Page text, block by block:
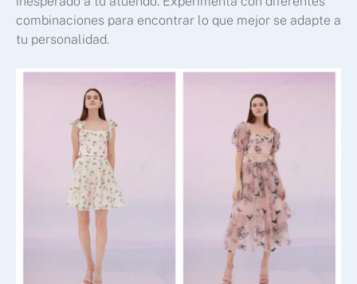
combinaciones para encontrar lo que mejor se adapte a
tu personalidad.